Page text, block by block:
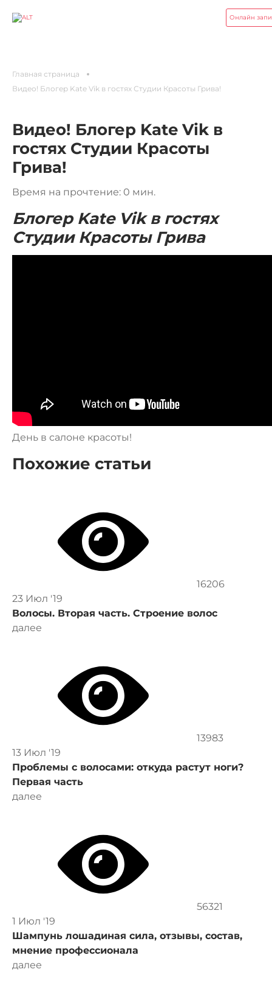
Онлайн
Главная страница
Видео! Блогер Kate Vik в гостях Студии Красоты Грива!
Видео! Блогер Kate Vik в
гостях Студии Красоты
Грива!
Время на прочтение: 0 мин.
Блогер Kate Vik в гостях
Студии Красоты Грива
День в салоне красоты!
Похожие статьи
16206
23 Июл '19
Волосы. Вторая часть. Строение волос
далее
13983
13 Июл '19
Проблемы с волосами: откуда растут ноги?
Первая часть
далее
56321
1 Июл '19
Шампунь лошадиная сила, отзывы, состав,
мнение профессионала
далее